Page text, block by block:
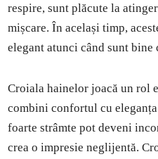
respire, sunt plăcute la
mișcare. În același timp,
elegant atunci când sunt bine
Croiala hainelor joacă un rol
combini confortul cu
foarte strâmte pot deveni
crea o impresie neglijentă.